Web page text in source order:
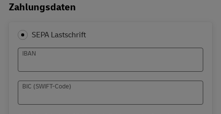
Zahlungsdaten
SEPA Lastschrift
IBAN
BIC (SWIFT-Code)